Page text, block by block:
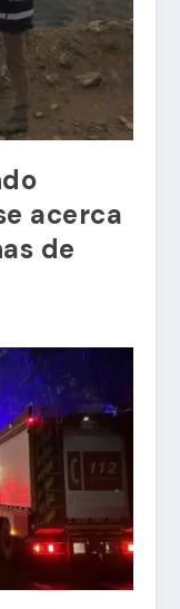
acerca
de